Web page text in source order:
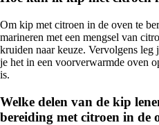
Om kip met citroen in de oven te
marineren met een mengsel van
kruiden naar keuze. Vervolgens leg
je het in een voorverwarmde oven
is.
Welke delen van de kip
bereiding met citroen in de